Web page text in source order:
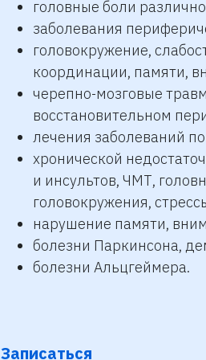
головные боли
заболевания
головокружение,
координации, памяти,
черепно-мозговые
восстановительном
лечения заболеваний
хронической
и инсультов, ЧМТ,
головокружения,
нарушение памяти,
болезни Паркинсона,
болезни Альцгеймера.
Записаться